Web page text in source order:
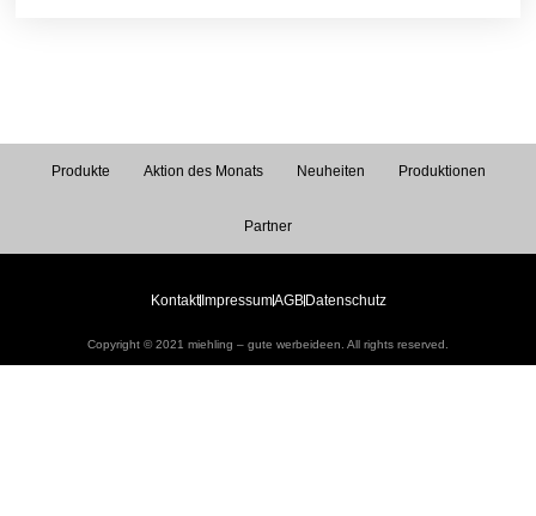
Produkte Aktion des Monats Neuheiten Produktionen
Partner
Kontakt ImpressumAGB Datenschutz
Copyright © 2021 miehling – gute werbeideen. All rights reserved.